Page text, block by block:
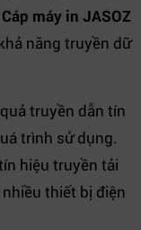
Cáp máy in JASOZ
năng truyền dữ
truyền dẫn tín
trình sử dụng.
hiệu truyền tải
thiết bị điện